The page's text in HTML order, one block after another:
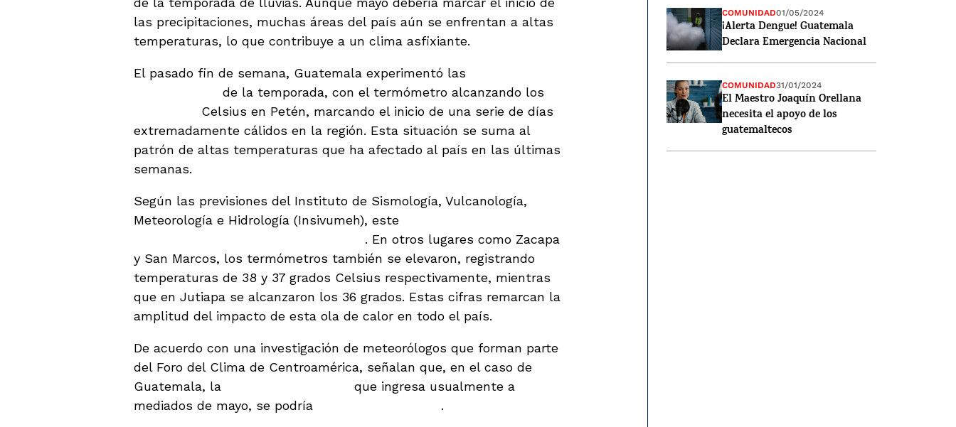
las precipitaciones, muchas áreas del país aún se enfrentan a altas
temperaturas, lo que contribuye a un clima asfixiante.
El pasado fin de semana, Guatemala experimentó las
de la temporada, con el termómetro alcanzando los
Celsius en Petén, marcando el inicio de una serie de días
extremadamente cálidos en la región. Esta situación se suma al
patrón de altas temperaturas que ha afectado al país en las últimas
semanas.
Según las previsiones del Instituto de Sismología, Vulcanología,
Meteorología e Hidrología (Insivumeh), este
. En otros lugares como Zacapa
y San Marcos, los termómetros también se elevaron, registrando
temperaturas de 38 y 37 grados Celsius respectivamente, mientras
que en Jutiapa se alcanzaron los 36 grados. Estas cifras remarcan la
amplitud del impacto de esta ola de calor en todo el país.
De acuerdo con una investigación de meteorólogos que forman parte
del Foro del Clima de Centroamérica, señalan que, en el caso de
Guatemala, la
que ingresa usualmente a
mediados de mayo, se podría
.
COMUNIDAD01/05/2024
¡Alerta Dengue! Guatemala
Declara Emergencia Nacional
COMUNIDAD31/01/2024
El Maestro Joaquín Orellana
necesita el apoyo de los
guatemaltecos